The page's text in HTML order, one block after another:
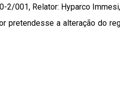
001, Relator: Hyparco
pretendesse a alteração do